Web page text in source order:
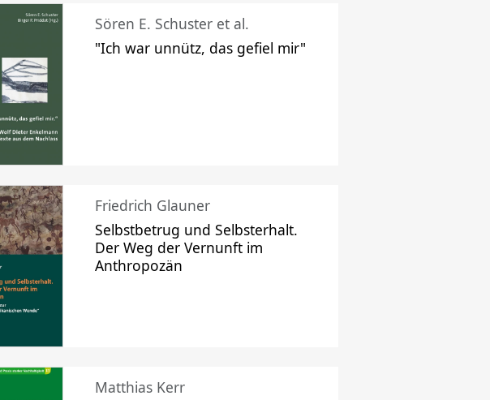
Sören E. Schuster et al.
"Ich war unnütz, das gefiel mir"
Friedrich Glauner
Selbstbetrug und Selbsterhalt.
Der Weg der Vernunft im
Anthropozän
Matthias Kerr